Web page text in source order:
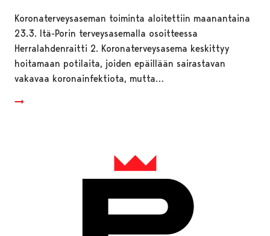
Koronaterveysaseman toiminta aloitettiin maanantaina
23.3. Itä-Porin terveysasemalla osoitteessa
Herralahdenraitti 2. Koronaterveysasema keskittyy
hoitamaan potilaita, joiden epäillään sairastavan
vakavaa koronainfektiota, mutta…